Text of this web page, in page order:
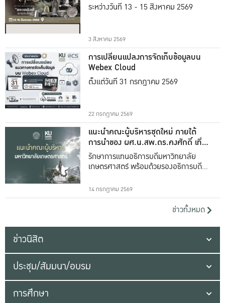
ระหว่างวันที่ 13 - 15 สิงหาคม 2569
3 สิงหาคม 2569
การเปลี่ยนแปลงการจัดเก็บข้อมูลบน
Webex Cloud
ตั้งแต่วันที่ 31 กรกฎาคม 2569
22 กรกฎาคม 2569
แนะนำคณะผู้บริหารชุดใหม่ ภายใต้
การนำของ ผศ.น.สพ.ดร.คงศักดิ์ เที่ยง
ธรรม
รักษาการแทนอธิการบดีมหาวิทยาลัย
เกษตรศาสตร์ พร้อมด้วยรองอธิการบดีทั้ง
14 กรกฎาคม 2569
ข่าวทั้งหมด
ข่าวนิสิต
ประชุม/สัมมนา/อบรม
การศึกษา